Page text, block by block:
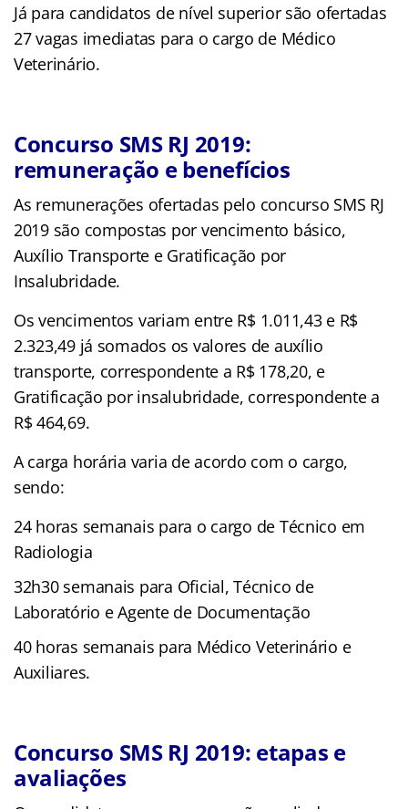
Já para candidatos de nível superior são ofertadas
27 vagas imediatas para o cargo de Médico
Veterinário.
Concurso SMS RJ 2019:
remuneração e benefícios
As remunerações ofertadas pelo concurso SMS RJ
2019 são compostas por vencimento básico,
Auxílio Transporte e Gratificação por
Insalubridade.
Os vencimentos variam entre R$ 1.011,43 e R$
2.323,49 já somados os valores de auxílio
transporte, correspondente a R$ 178,20, e
Gratificação por insalubridade, correspondente a
R$ 464,69.
A carga horária varia de acordo com o cargo,
sendo:
24 horas semanais para o cargo de Técnico em
Radiologia
32h30 semanais para Oficial, Técnico de
Laboratório e Agente de Documentação
40 horas semanais para Médico Veterinário e
Auxiliares.
Concurso SMS RJ 2019: etapas e
avaliações